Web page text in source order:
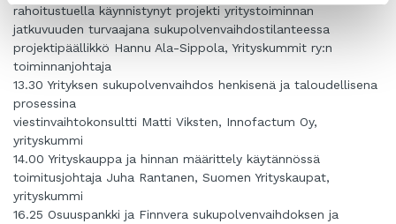
rahoitustuella käynnistynyt projekti yritystoiminnan
jatkuvuuden turvaajana sukupolvenvaihdostilanteessa
projektipäällikkö Hannu Ala-Sippola, Yrityskummit ry:n
toiminnanjohtaja
13.30 Yrityksen sukupolvenvaihdos henkisenä ja taloudellisena
prosessina
viestinvaihtokonsultti Matti Viksten, Innofactum Oy,
yrityskummi
14.00 Yrityskauppa ja hinnan määrittely käytännössä
toimitusjohtaja Juha Rantanen, Suomen Yrityskaupat,
yrityskummi
16.25 Osuuspankki ja Finnvera sukupolvenvaihdoksen ja